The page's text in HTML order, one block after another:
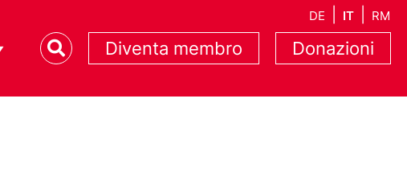
DE IT RM
Diventa membro Donazioni